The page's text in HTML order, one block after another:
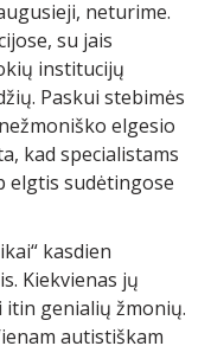
neturime.
su jais
institucijų
Paskui stebimės
elgesio
kad specialistams
elgtis sudėtingose
kasdien
Kiekvienas jų
genialių žmonių.
autistiškam